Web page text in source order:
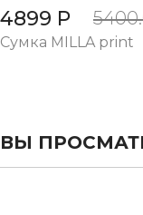
4899 Р
Сумка MILLA print
ВЫ